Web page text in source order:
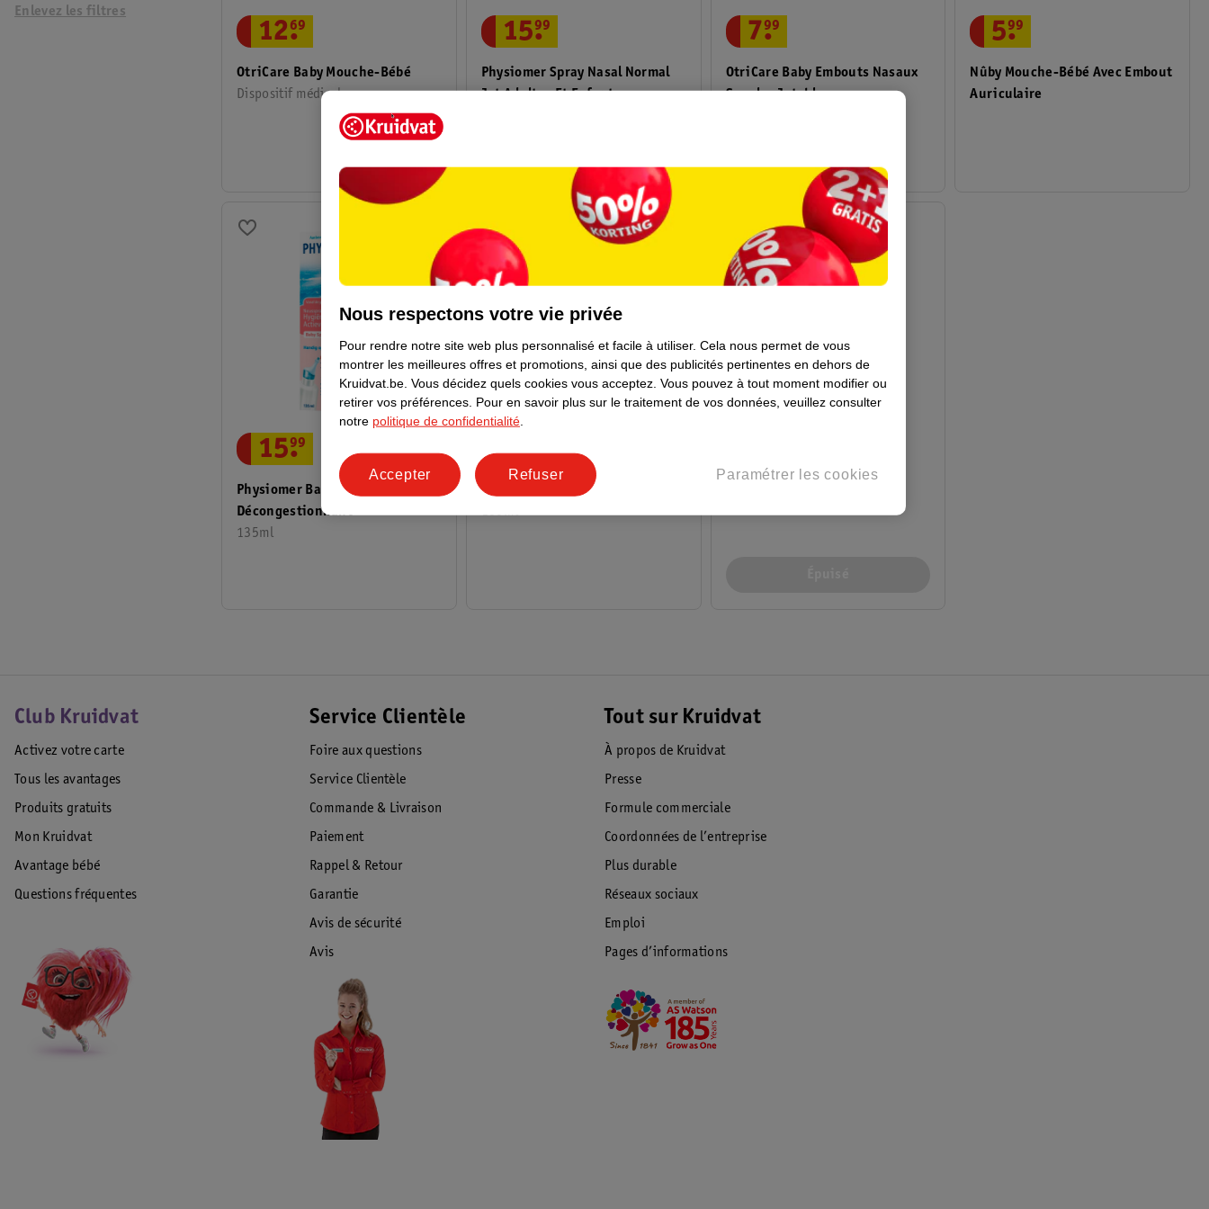
Enlevez les filtres
OtriCare Baby Mouche-Bébé
Dispositif médical
12.
69
Physiomer Spray Nasal Normal
Jet Adultes Et Enfants
15.
99
OtriCare Baby Embouts Nasaux
Souples Jetables
7.
99
Nûby Mouche-Bébé Avec Embout
Auriculaire
5.
99
Physiomer Baby Spray Nasal
Décongestionnant
135ml
15.
99
Biover Lavement Nasal
100ml
12.
Club Kruidvat
Activez votre carte
Tous les avantages
Produits gratuits
Mon Kruidvat
Avantage bébé
Questions fréquentes
Service Clientèle
Foire aux questions
Service Clientèle
Commande & Livraison
Paiement
Rappel & Retour
Garantie
Avis de sécurité
Avis
Tout sur Kruidvat
À propos de Kruidvat
Presse
Formule commerciale
Coordonnées de l’entreprise
Plus durable
Réseaux sociaux
Emploi
Pages d’informations
Nous respectons votre vie privée
Pour rendre notre site web plus personnalisé et facile à utiliser. Cela nous permet de vous
montrer les meilleures offres et promotions, ainsi que des publicités pertinentes en dehors de
Kruidvat.be. Vous décidez quels cookies vous acceptez. Vous pouvez à tout moment modifier ou
retirer vos préférences. Pour en savoir plus sur le traitement de vos données, veuillez consulter
notre politique de confidentialité
Paramétrer les cookies
Refuser
Accepter